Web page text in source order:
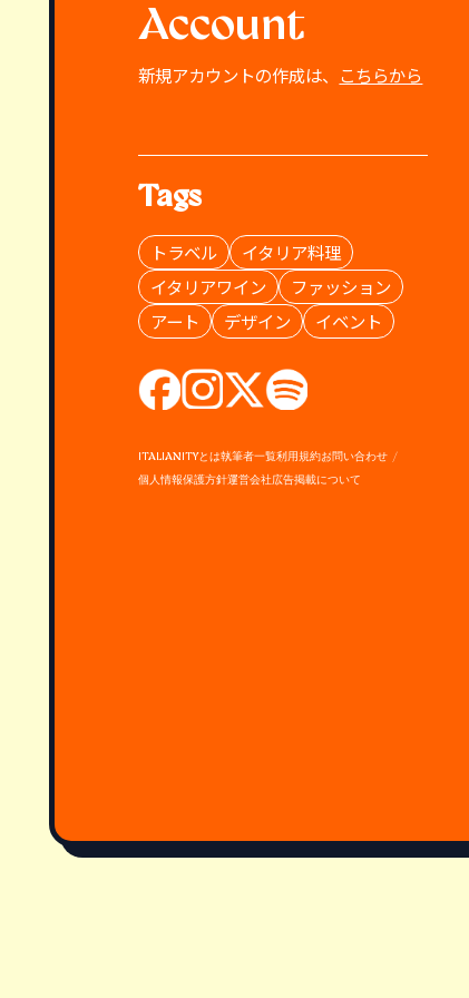
Account
新規アカウントの作成は、 こちらから
Tags
トラベル
イタリア料理
イタリアワイン
ファッション
アート
デザイン イベント
ITALIANITYとは執筆者一覧利用規約お問い合わせ
個人情報保護方針運営会社広告掲載について